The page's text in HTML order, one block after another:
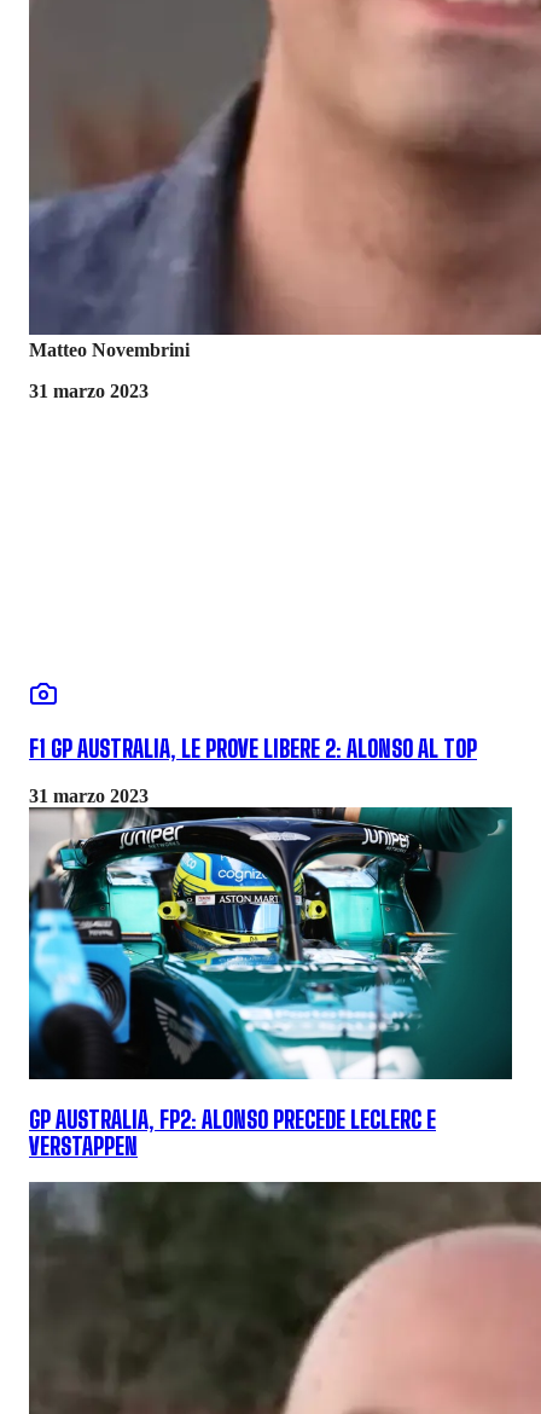
Matteo Novembrini
31 marzo 2023
F1 GP AUSTRALIA, LE PROVE LIBERE 2: ALONSO AL TOP
31 marzo 2023
GP AUSTRALIA, FP2: ALONSO PRECEDE LECLERC E
VERSTAPPEN